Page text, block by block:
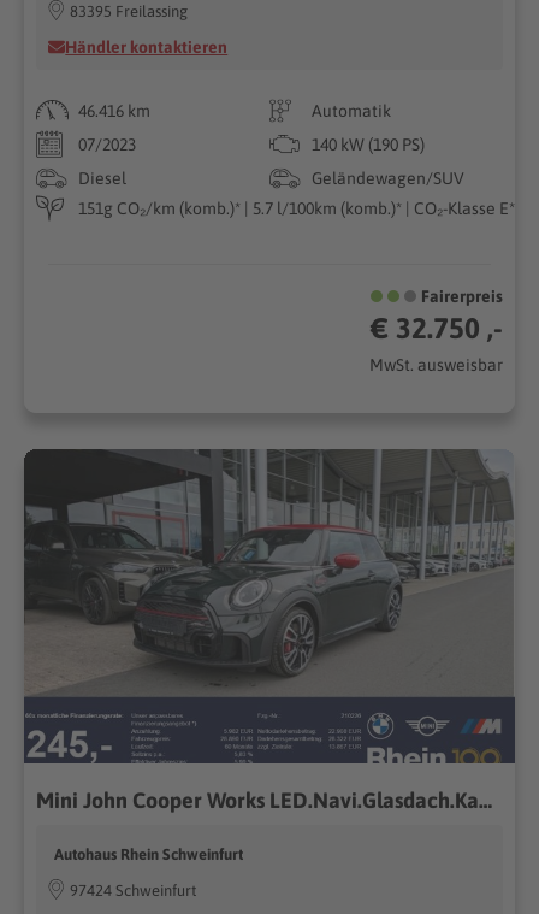
83395 Freilassing
Händler kontaktieren
46.416 km
Automatik
07/2023
140 kW (190 PS)
Diesel
Geländewagen/SUV
151g CO₂/km (komb.)* | 5.7 l/100km (komb.)* | CO₂-Klasse E*
Fairerpreis
€ 32.750 ,-
MwSt. ausweisbar
Mini John Cooper Works LED.Navi.Glasdach.Kamera.
Autohaus Rhein Schweinfurt
97424 Schweinfurt